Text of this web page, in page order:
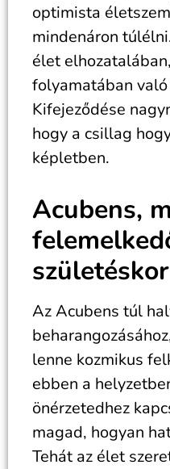
optimista
mindenáron
élet
folyamatában
Kifejeződése
hogy a csillag
képletben.
Acubens,
születéskor
Az Acubens túl
lenne kozmikus
ebben a
önérzetedhez
magad, hogyan
Tehát az élet